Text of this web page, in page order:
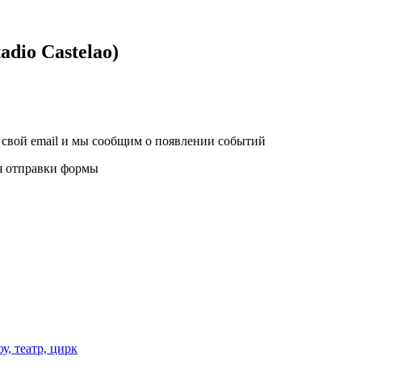
Castelao)
email и мы сообщим о появлении событий
отправки формы
театр, цирк